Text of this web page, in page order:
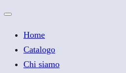
Home
Catalogo
Chi siamo